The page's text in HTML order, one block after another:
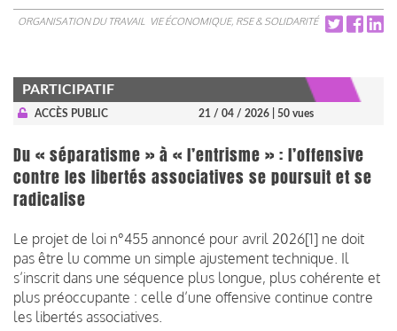
ORGANISATION DU TRAVAIL VIE ÉCONOMIQUE, RSE & SOLIDARITÉ
PARTICIPATIF
ACCÈS PUBLIC 21 / 04 / 2026 | 50 vues
Du « séparatisme » à « l’entrisme » : l’offensive
contre les libertés associatives se poursuit et se
radicalise
Le projet de loi n°455 annoncé pour avril 2026[1] ne doit
pas être lu comme un simple ajustement technique. Il
s’inscrit dans une séquence plus longue, plus cohérente et
plus préoccupante : celle d’une offensive continue contre
les libertés associatives.